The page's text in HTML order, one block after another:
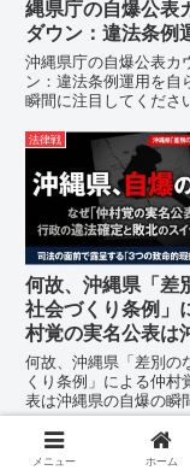
縄県庁の自爆公表
ダウン：違法条例
ら暴露する瞬間に
ください
沖縄県庁の自爆公表カ
ン：違法条例運用を自
瞬間に注目してくださ
テルを貼りたい本当の
沖縄県庁は、法を無視
を封じ込めようとする
の理由は明確です。県
法律戦
何故、沖縄県「差
社会づくり条例」
村覚の実名公表は
自爆の瞬間なのか
つの理由。
何故、沖縄県「差別の
くり条例」による仲村
表は沖縄県の自爆の瞬
その3つの理由。現在
強行しようとしてい
実名公表」。行政側は
ナラティブ工作
メニュー
ホーム